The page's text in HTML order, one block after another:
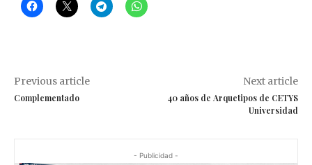
Previous article
Complementado
Next article
40 años de Arquetipos de CETYS
Universidad
- Publicidad -